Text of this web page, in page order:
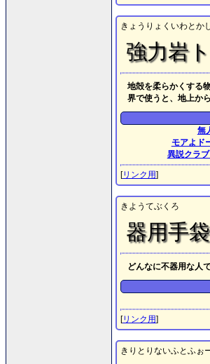
きょうりょくいわとか
強力岩
地殻を柔らかくする
界で使うと、地上か
無
モアよド
異説クラ
[リンク用]
きようてぶくろ
器用手袋
どんなに不器用な人
[リンク用]
きりとりないふとふぉ